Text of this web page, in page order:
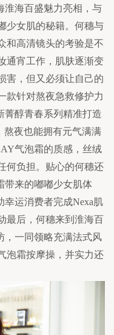
淮海百盛魅力亮相，与
少女肌的秘籍。何穗与
和高清镜头的考验是不
通宵工作，肌肤逐渐变
害，但又必须让自己的
款针对熬夜急救修护力
菁醇青春系列精准打造
熬夜也能拥有元气满满
气泡霜的质感，丝绒
何负担。贴心的何穗还
带来的嘟嘟少女肌体
运消费者完成Nexa肌
最后，何穗来到淮海百
，一同领略充满法式风
泡霜按摩操，并实力还